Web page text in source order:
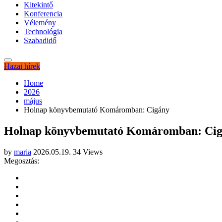
Kitekintő
Konferencia
Vélemény
Technológia
Szabadidő
Hazai hírek
Home
2026
május
Holnap könyvbemutató Komáromban: Cigány
Holnap könyvbemutató Komáromban:
by maria 2026.05.19. 34 Views
Megosztás: